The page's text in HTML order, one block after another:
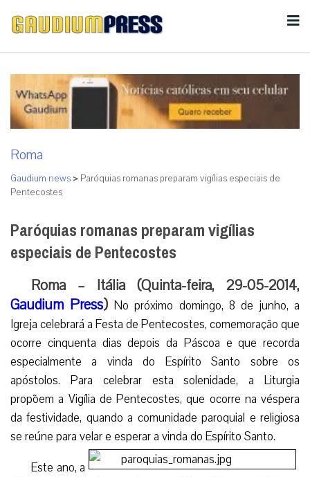
Roma
Gaudium news > Paróquias romanas preparam vigílias especiais de
Pentecostes
Paróquias romanas preparam vigílias
especiais de Pentecostes
Roma – Itália (Quinta-feira, 29-05-2014,
Gaudium Press)No próximo domingo, 8 de junho, a
Igreja celebrará a Festa de Pentecostes, comemoração que
ocorre cinquenta dias depois da Páscoa e que recorda
especialmente a vinda do Espírito Santo sobre os
apóstolos. Para celebrar esta solenidade, a Liturgia
propõem a Vigília de Pentecostes, que ocorre na véspera
da festividade, quando a comunidade paroquial e religiosa
se reúne para velar e esperar a vinda do Espírito Santo.
Este ano, a